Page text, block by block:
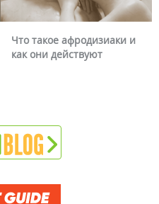
Что такое афродизиаки и
как они действуют